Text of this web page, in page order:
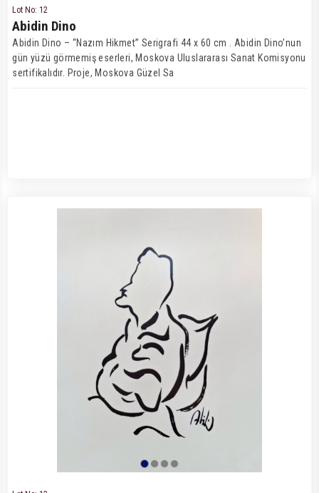
Lot No: 12
Abidin Dino
Abidin Dino – “Nazım Hikmet” Serigrafi 44 x 60 cm . Abidin Dino’nun
gün yüzü görmemiş eserleri, Moskova Uluslararası Sanat Komisyonu
sertifikalıdır. Proje, Moskova Güzel Sa